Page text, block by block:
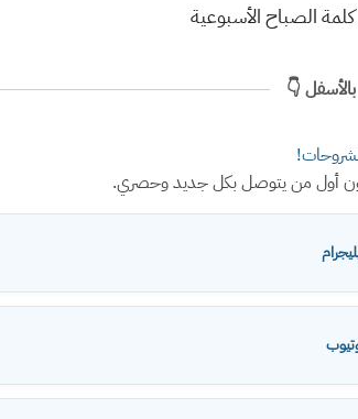
الصباح الأسبوعية
👇
أول من يتوصل بكل جديد وحصري.